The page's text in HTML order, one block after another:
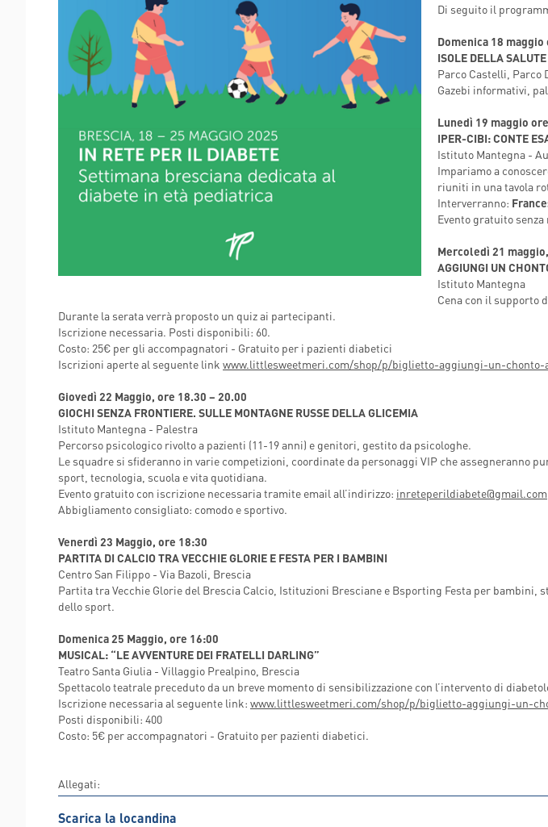
FLAMINIA
POLIAMBULANZA MEDICAL CENTER
RAPHAËL
E PER IL
Di seguito il
Domenica 18 maggio
ISOLE DELLA SALUTE
Parco Castelli, Parco
Gazebi informativi,
Lunedì 19 maggio
IPER-CIBI: CONTE
Istituto Mantegna -
Impariamo a
riuniti in una tavola
Interverranno:
Evento gratuito
Mercoledì 21
AGGIUNGI UN
Istituto Mantegna
Cena con il supporto
Durante la serata verrà proposto un quiz ai partecipanti.
Iscrizione necessaria. Posti disponibili: 60.
Costo: 25€ per gli accompagnatori - Gratuito per i pazienti diabetici
Iscrizioni aperte al seguente link www.littlesweetmeri.com/shop/p/biglietto-aggiungi-un-chonto-
Giovedì 22 Maggio, ore 18.30 – 20.00
GIOCHI SENZA FRONTIERE. SULLE MONTAGNE RUSSE DELLA GLICEMIA
Istituto Mantegna - Palestra
Percorso psicologico rivolto a pazienti (11-19 anni) e genitori, gestito da psicologhe.
Le squadre si sfideranno in varie competizioni, coordinate da personaggi VIP che assegneranno
sport, tecnologia, scuola e vita quotidiana.
Evento gratuito con iscrizione necessaria tramite email all’indirizzo: inreteperildiabete@gmail.com
Abbigliamento consigliato: comodo e sportivo.
Venerdì 23 Maggio, ore 18:30
PARTITA DI CALCIO TRA VECCHIE GLORIE E FESTA PER I BAMBINI
Centro San Filippo - Via Bazoli, Brescia
Partita tra Vecchie Glorie del Brescia Calcio, Istituzioni Bresciane e Bsporting Festa per
dello sport.
Domenica 25 Maggio, ore 16:00
MUSICAL: “LE AVVENTURE DEI FRATELLI DARLING”
Teatro Santa Giulia - Villaggio Prealpino, Brescia
Spettacolo teatrale preceduto da un breve momento di sensibilizzazione con l’intervento di
Iscrizione necessaria al seguente link: www.littlesweetmeri.com/shop/p/biglietto-aggiungi-un-
Posti disponibili: 400
Costo: 5€ per accompagnatori - Gratuito per pazienti diabetici.
Allegati:
Scarica la locandina